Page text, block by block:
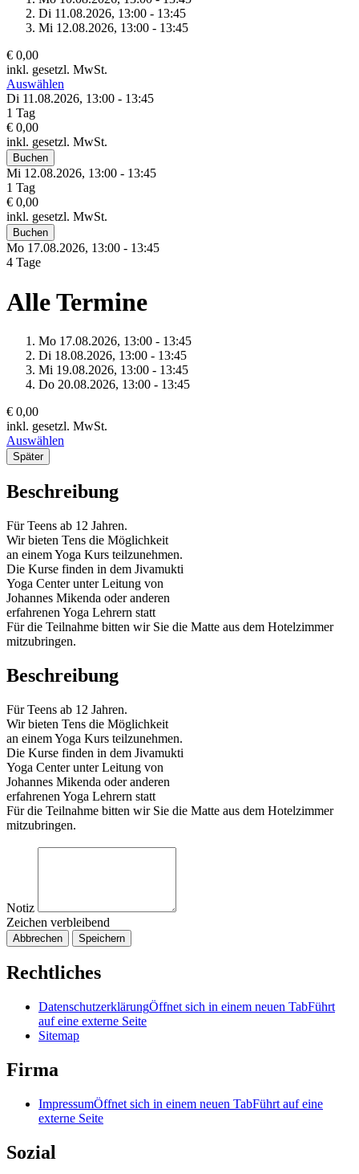
Di 11.08.2026, 13:00 - 13:45
Mi 12.08.2026, 13:00 - 13:45
€ 0,00
inkl. gesetzl. MwSt.
Auswählen
Di 11.08.2026, 13:00 - 13:45
1 Tag
€ 0,00
inkl. gesetzl. MwSt.
Buchen
Mi 12.08.2026, 13:00 - 13:45
1 Tag
€ 0,00
inkl. gesetzl. MwSt.
Buchen
Mo 17.08.2026, 13:00 - 13:45
4 Tage
Alle Termine
Mo 17.08.2026, 13:00 - 13:45
Di 18.08.2026, 13:00 - 13:45
Mi 19.08.2026, 13:00 - 13:45
Do 20.08.2026, 13:00 - 13:45
€ 0,00
inkl. gesetzl. MwSt.
Auswählen
Später
Beschreibung
Für Teens ab 12 Jahren.
Wir bieten Tens die Möglichkeit
an einem Yoga Kurs teilzunehmen.
Die Kurse finden in dem Jivamukti
Yoga Center unter Leitung von
Johannes Mikenda oder anderen
erfahrenen Yoga Lehrern statt
Für die Teilnahme bitten wir Sie die Matte aus dem Hotelzimmer
mitzubringen.
Beschreibung
Für Teens ab 12 Jahren.
Wir bieten Tens die Möglichkeit
an einem Yoga Kurs teilzunehmen.
Die Kurse finden in dem Jivamukti
Yoga Center unter Leitung von
Johannes Mikenda oder anderen
erfahrenen Yoga Lehrern statt
Für die Teilnahme bitten wir Sie die Matte aus dem Hotelzimmer
mitzubringen.
Notiz
Zeichen verbleibend
Abbrechen Speichern
Rechtliches
DatenschutzerklärungÖffnet sich in einem neuen TabFührt
auf eine externe Seite
Sitemap
Firma
ImpressumÖffnet sich in einem neuen TabFührt auf eine
externe Seite
Sozial